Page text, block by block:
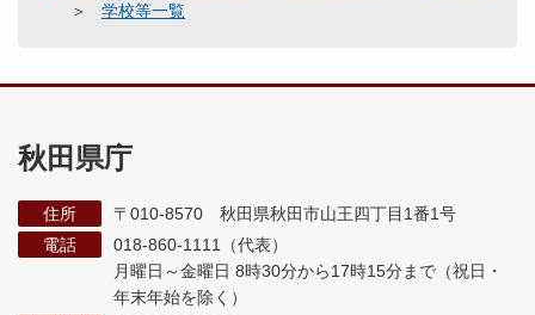
学校等一覧
秋田県庁
住所
〒010-8570 秋田県秋田市山王四丁目1番1号
電話
018-860-1111（代表）
月曜日～金曜日 8時30分から17時15分まで （祝日・
年末年始を除く）